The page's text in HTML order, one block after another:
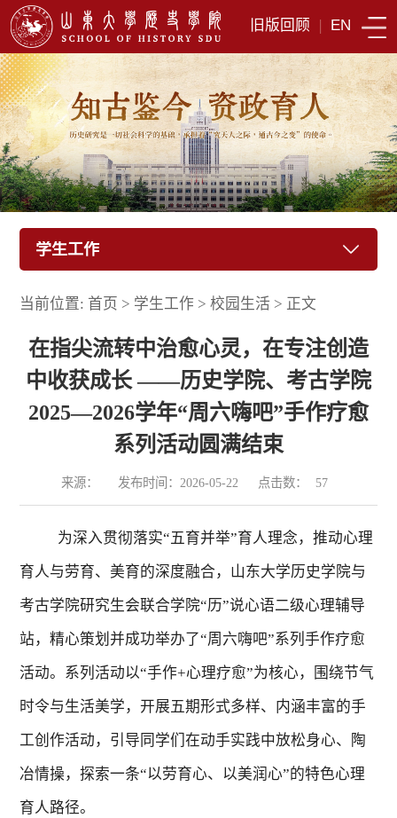
旧版回顾 | EN
学生工作
当前位置: 首页 > 学生工作 >校园生活 > 正文
在指尖流转中治愈心灵，在专注创造
中收获成长 ——历史学院、考古学院
2025—2026学年“周六嗨吧”手作疗愈
系列活动圆满结束
来源： 发布时间：2026-05-22 点击数： 57
为深入贯彻落实“五育并举”育人理念，推动心理
育人与劳育、美育的深度融合，山东大学历史学院与
考古学院研究生会联合学院“历”说心语二级心理辅导
站，精心策划并成功举办了“周六嗨吧”系列手作疗愈
活动。系列活动以“手作+心理疗愈”为核心，围绕节气
时令与生活美学，开展五期形式多样、内涵丰富的手
工创作活动，引导同学们在动手实践中放松身心、陶
冶情操，探索一条“以劳育心、以美润心”的特色心理
育人路径。